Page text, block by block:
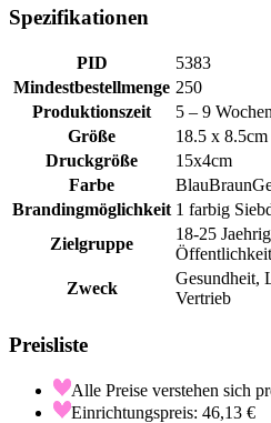
Spezifikationen
PID
5383
Mindestbestellmenge 250
Produktionszeit
5 – 9 Wochen
Größe
18.5 x 8.5cm
Druckgröße
15x4cm
Farbe
BlauBraun
Brandingmöglichkeit 1 farbig
Zielgruppe
18-25
Zweck
Gesundheit,
Vertrieb
Preisliste
Alle Preise verstehen sich
Einrichtungspreis: 46,13 €